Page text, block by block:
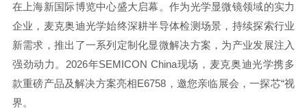
在上海新国际博览中心盛大启幕。作为光学显微镜领域的实力
企业，麦克奥迪光学始终深耕半导体检测场景，持续探索行业
新需求，推出了一系列定制化显微解决方案，为产业发展注入
强劲动力。2026年SEMICON China现场，麦克奥迪光学携多
款重磅产品及解决方案亮相E6758，邀您亲临展会，一探芯“视
界。